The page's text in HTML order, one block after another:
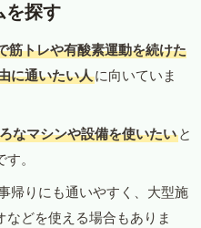
を探す
筋トレや有酸素運動を続けた
に通いたい人に向いていま
なマシンや設備を使いたい と
。
帰りにも通いやすく、大型施
どを使える場合もありま